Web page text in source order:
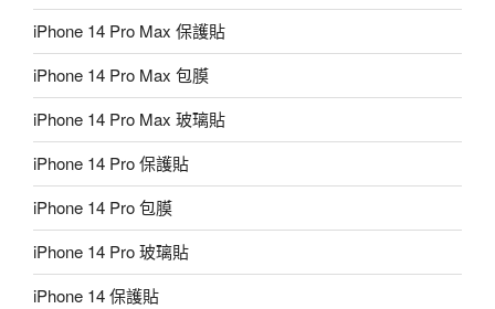
iPhone 14 Pro Max 保護貼
iPhone 14 Pro Max 包膜
iPhone 14 Pro Max 玻璃貼
iPhone 14 Pro 保護貼
iPhone 14 Pro 包膜
iPhone 14 Pro 玻璃貼
iPhone 14 保護貼